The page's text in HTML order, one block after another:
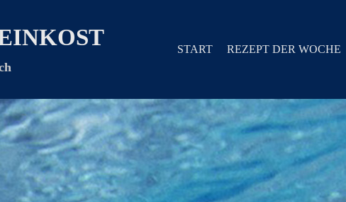
START REZEPT DER WOCHE